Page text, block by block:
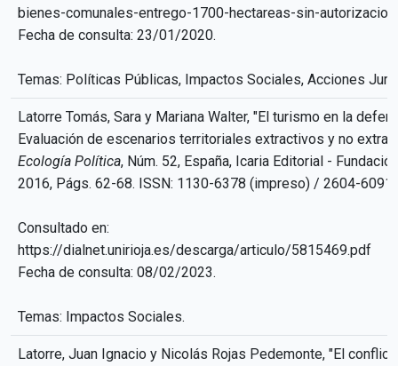
bienes-comunales-entrego-1700-hectareas-sin-
Fecha de consulta: 23/01/2020.
Temas: Políticas Públicas, Impactos Sociales, Acciones
Latorre Tomás, Sara y Mariana Walter, "El turismo en la
Evaluación de escenarios territoriales extractivos y no
Ecología Política, Núm. 52, España, Icaria Editorial -
2016, Págs. 62-68. ISSN: 1130-6378 (impreso) / 2604-6091
Consultado en:
https://dialnet.unirioja.es/descarga/articulo/5815469.pdf
Fecha de consulta: 08/02/2023.
Temas: Impactos Sociales.
Latorre, Juan Ignacio y Nicolás Rojas Pedemonte, "El